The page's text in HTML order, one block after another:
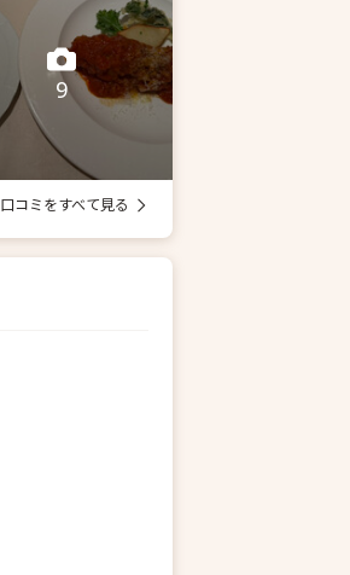
9
口コミをすべて見る